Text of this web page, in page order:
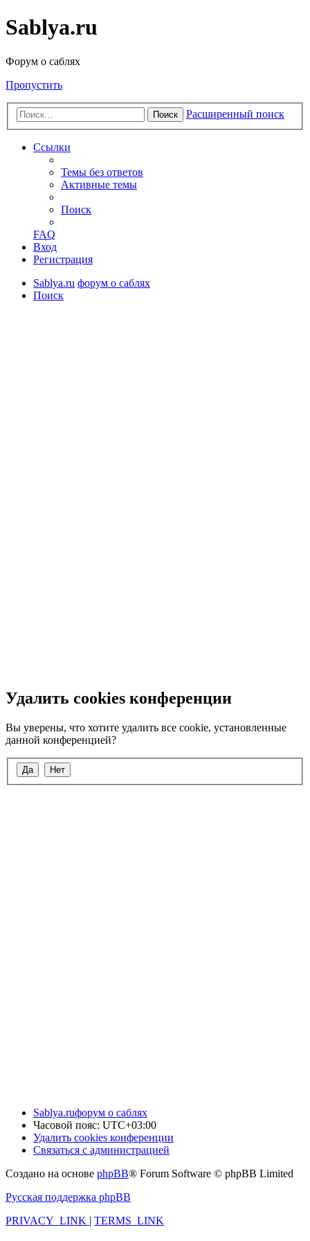
Sablya.ru
Форум о саблях
Пропустить
Поиск Расширенный поиск
Ссылки
Темы без ответов
Активные темы
Поиск
FAQ
Вход
Регистрация
Sablya.ru форум о саблях
Поиск
Удалить cookies конференции
Вы уверены, что хотите удалить все cookie, установленные
данной конференцией?
Sablya.ruфорум о саблях
Часовой пояс: UTC+03:00
Удалить cookies конференции
Связаться с администрацией
Создано на основе phpBB® Forum Software © phpBB Limited
Русская поддержка phpBB
PRIVACY_LINK | TERMS_LINK